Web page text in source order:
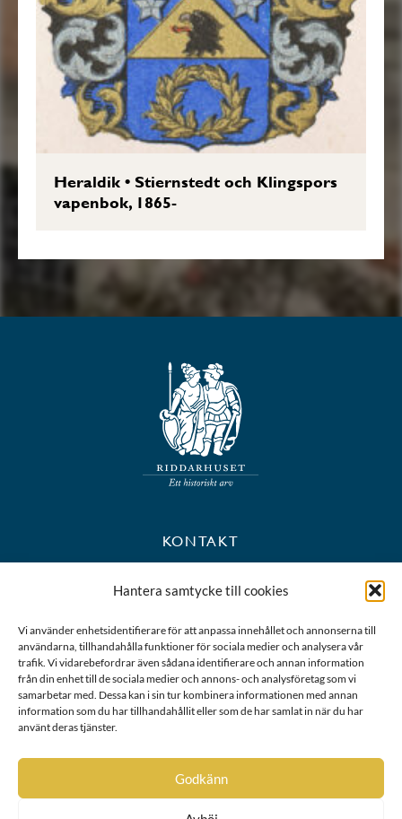
Hantera samtycke till cookies
Vi använder enhetsidentifierare för att anpassa innehållet och annonserna till
användarna, tillhandahålla funktioner för sociala medier och analysera vår
trafik. Vi vidarebefordrar även sådana identifierare och annan information
från din enhet till de sociala medier och annons- och analysföretag som vi
samarbetar med. Dessa kan i sin tur kombinera informationen med annan
information som du har tillhandahållit eller som de har samlat in när du har
använt deras tjänster.
Godkänn
Heraldik•Stiernstedt och Klingspors
vapenbok, 1865-
KONTAKT
BESÖKS- OCH POSTADRESS
Riddarhustorget 10
Karta